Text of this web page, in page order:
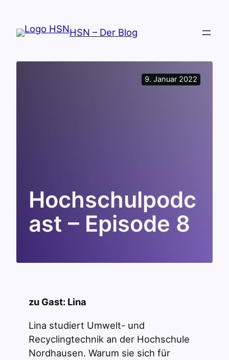
Inhalt
springen
HSN – Der Blog
9. Januar 2022
Hochschulpodc
ast – Episode 8
zu Gast: Lina
Lina studiert Umwelt- und
Recyclingtechnik an der Hochschule
Nordhausen. Warum sie sich für